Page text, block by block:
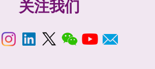
关注我们